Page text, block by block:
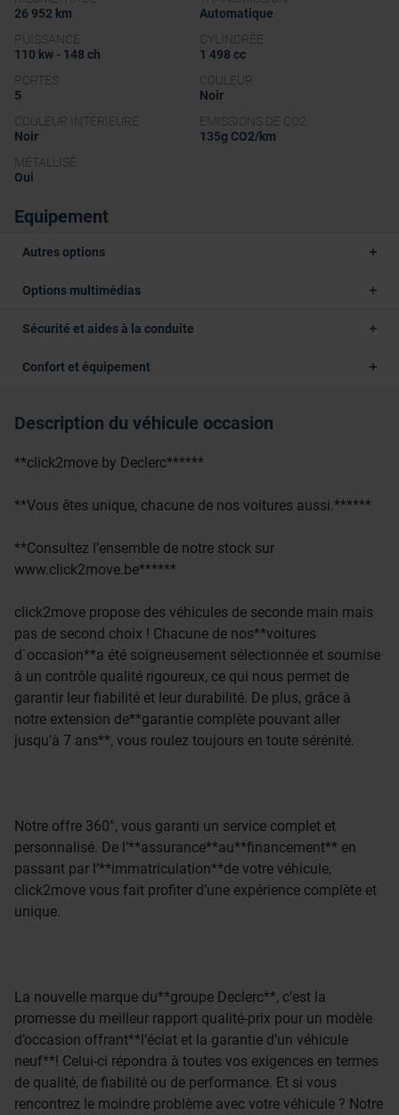
26 952 km
Automatique
PUISSANCE
110 kw - 148 ch
CYLINDRÉE
1 498 cc
PORTES
5
COULEUR
Noir
COULEUR INTÉRIEURE
Noir
EMISSIONS DE CO2
135g CO2/km
MÉTALLISÉ
Oui
Equipement
Autres options
Options multimédias
Sécurité et aides à la conduite
Confort et équipement
Description du véhicule occasion
**click2move by Declerc******
**Vous êtes unique, chacune de nos voitures aussi.******
**Consultez l’ensemble de notre stock sur
www.click2move.be******
click2move propose des véhicules de seconde main mais
pas de second choix ! Chacune de nos**voitures
d`occasion**a été soigneusement sélectionnée et soumise
à un contrôle qualité rigoureux, ce qui nous permet de
garantir leur fiabilité et leur durabilité. De plus, grâce à
notre extension de**garantie complète pouvant aller
jusqu’à 7 ans**, vous roulez toujours en toute sérénité.
Notre offre 360°, vous garanti un service complet et
personnalisé. De l’**assurance**au**financement** en
passant par l’**immatriculation**de votre véhicule,
click2move vous fait profiter d’une expérience complète et
unique.
La nouvelle marque du**groupe Declerc**, c’est la
promesse du meilleur rapport qualité-prix pour un modèle
d’occasion offrant**l’éclat et la garantie d’un véhicule
neuf**! Celui-ci répondra à toutes vos exigences en termes
de qualité, de fiabilité ou de performance. Et si vous
rencontrez le moindre problème avec votre véhicule ? Notre